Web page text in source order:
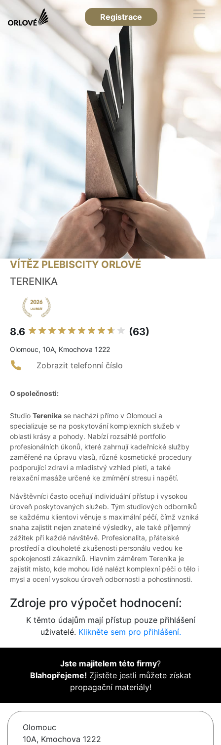
Registrace
VÍTĚZ PLEBISCITY ORLOVÉ
TERENIKA
8.6 (63)
Olomouc, 10A, Kmochova 1222
Zobrazit telefonní číslo
O společnosti:
Studio Terenika se nachází přímo v Olomouci a
specializuje se na poskytování komplexních služeb v
oblasti krásy a pohody. Nabízí rozsáhlé portfolio
profesionálních úkonů, které zahrnují kadeřnické služby
zaměřené na úpravu vlasů, různé kosmetické procedury
podporující zdraví a mladistvý vzhled pleti, a také
relaxační masáže určené ke zmírnění stresu i napětí.
Návštěvníci často oceňují individuální přístup i vysokou
úroveň poskytovaných služeb. Tým studiových odborníků
se každému klientovi věnuje s maximální péčí, čímž vzniká
snaha zajistit nejen znatelné výsledky, ale také příjemný
zážitek při každé návštěvě. Profesionalita, přátelské
prostředí a dlouholeté zkušenosti personálu vedou ke
spokojenosti zákazníků. Hlavním záměrem Terenika je
zajistit místo, kde mohou lidé nalézt komplexní péči o tělo i
mysl a ocení vysokou úroveň odbornosti a pohostinnosti.
Zdroje pro výpočet hodnocení:
K těmto údajům mají přístup pouze přihlášení
uživatelé. Klikněte sem pro přihlášení.
Jste majitelem této firmy?
Blahopřejeme! Zjistěte jestli můžete získat
propagační materiály!
Olomouc
10A, Kmochova 1222